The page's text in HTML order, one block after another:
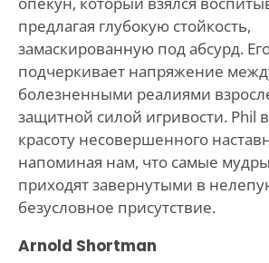
предлагая глубокую стойкость,
замаскированную под абсурд.
подчеркивает напряжение
болезненными реалиями
защитной силой игривости. Phil
красоту несовершенного
напоминая нам, что самые
приходят завернутыми в
безусловное присутствие.
Arnold Shortman